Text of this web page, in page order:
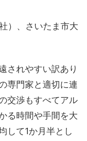
）、さいたま市大
されやすい訳あり
専門家と適切に連
交渉もすべてアル
る時間や手間を大
して1か月半とし